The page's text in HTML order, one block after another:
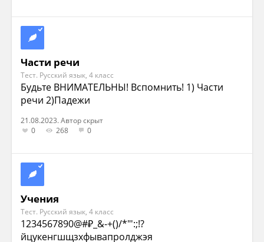
Части речи
Тест. Русский язык, 4 класс
Будьте ВНИМАТЕЛЬНЫ! Вспомнить! 1) Части
речи 2)Падежи
21.08.2023. Автор скрыт
0
268 0
Учения
Тест. Русский язык, 4 класс
1234567890@#₽_&-+()/*"':;!?
йцукенгшщзхфывапролджэя